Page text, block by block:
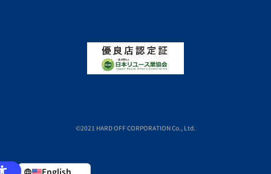
©2021 HARD OFF CORPORATION Co., Ltd.